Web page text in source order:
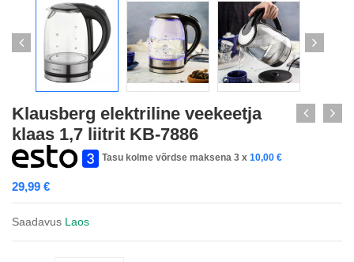
Klausberg elektriline veekeetja
klaas 1,7 liitrit KB-7886
Tasu kolme võrdse maksena 3 x 10,00 €
29,99 €
Saadavus Laos